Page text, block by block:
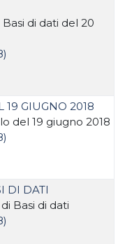
di dati del 20
19 GIUGNO 2018
del 19 giugno 2018
DI DATI
Basi di dati